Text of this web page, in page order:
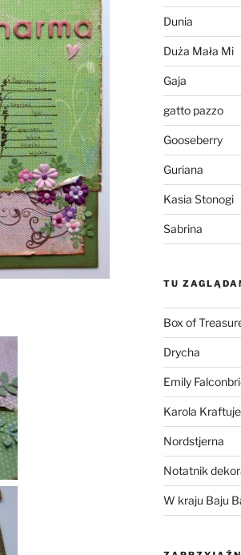
Dunia
Duża Mała Mi
Gaja
gatto pazzo
Gooseberry
Guriana
Kasia Stonogi
Sabrina
TU
Box of
Drycha
Emily
Karola Kraftuje
Nordstjerna
Notatnik
W kraju Baju